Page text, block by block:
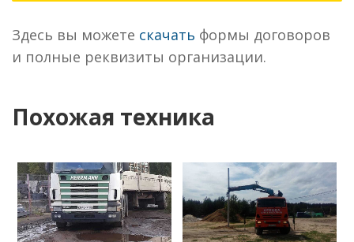
Здесь вы можете скачать формы договоров
и полные реквизиты организации.
Похожая техника